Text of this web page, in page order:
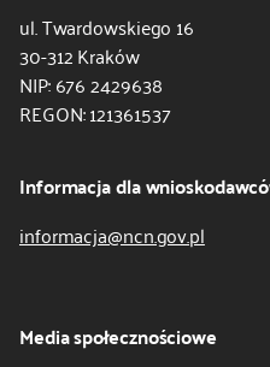
ul. Twardowskiego 16
30-312 Kraków
NIP: 676 2429638
REGON: 121361537
Informacja dla
informacja@ncn.gov.pl
Media społecznościowe